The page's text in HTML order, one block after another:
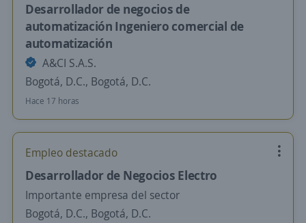
Desarrollador de negocios de
automatización Ingeniero comercial de
automatización
A&CI S.A.S.
Bogotá, D.C., Bogotá, D.C.
Hace 17 horas
Empleo destacado
Desarrollador de Negocios Electro
Importante empresa del sector
Bogotá, D.C., Bogotá, D.C.